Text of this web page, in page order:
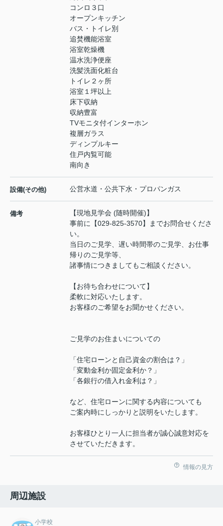
コンロ３口
オープンキッチン
バス・トイレ別
追焚機能浴室
浴室乾燥機
温水洗浄便座
洗髪洗面化粧台
トイレ２ヶ所
浴室１坪以上
床下収納
収納豊富
TVモニタ付インターホン
複層ガラス
ディンプルキー
住戸内覧可能
南向き
設備(その他) 公営水道・公共下水・プロパンガス
備考
【現地見学会 (随時開催)】
事前に【029-825-3570】までお問合せくださ
い。
当日のご見学、遅い時間帯のご見学、お仕事
帰りのご見学等、
諸事情につきましてもご相談ください。
【お待ち合わせについて】
柔軟に対応いたします。
お客様のご希望をお聞かせください。
ご見学のお住まいについての
「住宅ローンと自己資金の割合は？」
「変動金利か固定金利か？」
「各銀行の借入れ金利は？」
など、住宅ローンに関する内容についても
ご案内時にしっかりと説明をいたします。
お客様ひとり一人に担当者が誠心誠意対応を
させていただきます。
情報の見方
周辺施設
小学校